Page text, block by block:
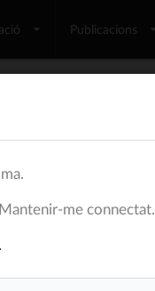
Publicacions
me connectat.